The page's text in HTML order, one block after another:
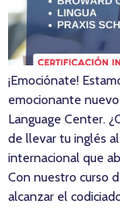
¡Emociónate!
emocionante
Language Center.
de llevar tu inglés
internacional que
Con nuestro curso
alcanzar el